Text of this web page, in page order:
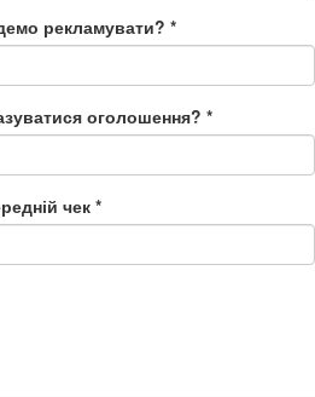
рекламувати? *
оголошення? *
чек *